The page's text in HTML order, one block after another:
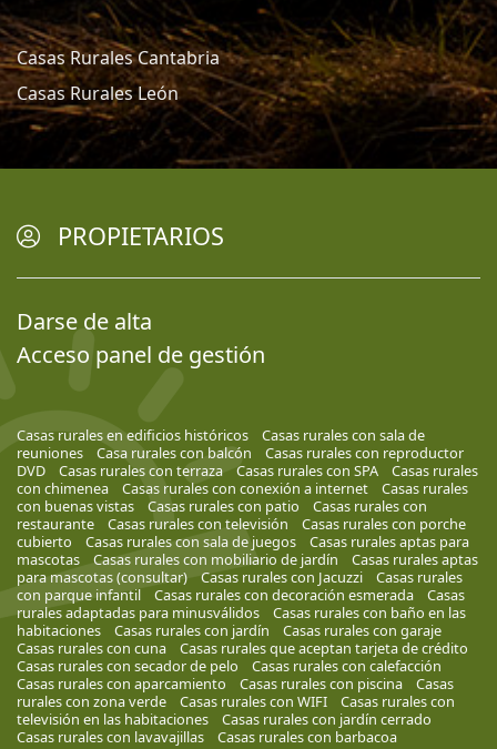
Casas Rurales Cantabria
Casas Rurales León
PROPIETARIOS
Darse de alta
Acceso panel de gestión
Casas rurales en edificios históricos
Casas rurales con sala de
reuniones
Casa rurales con balcón
Casas rurales con reproductor
DVD
Casas rurales con terraza Casas rurales con SPA
Casas rurales
con chimenea
Casas rurales con conexión a internet
Casas rurales
con buenas vistas
Casas rurales con patio
Casas rurales con
restaurante
Casas rurales con televisión
Casas rurales con porche
cubierto
Casas rurales con sala de juegos
Casas rurales aptas para
mascotas
Casas rurales con mobiliario de jardín
Casas rurales aptas
para mascotas (consultar)
Casas rurales con Jacuzzi
Casas rurales
con parque infantil
Casas rurales con decoración esmerada
Casas
rurales adaptadas para minusválidos
Casas rurales con baño en las
habitaciones
Casas rurales con jardín
Casas rurales con garaje
Casas rurales con cuna
Casas rurales que aceptan tarjeta de crédito
Casas rurales con secador de pelo
Casas rurales con calefacción
Casas rurales con aparcamiento
Casas rurales con piscina
Casas
rurales con zona verde
Casas rurales con WIFI
Casas rurales con
televisión en las habitaciones
Casas rurales con jardín cerrado
Casas rurales con lavavajillas
Casas rurales con barbacoa